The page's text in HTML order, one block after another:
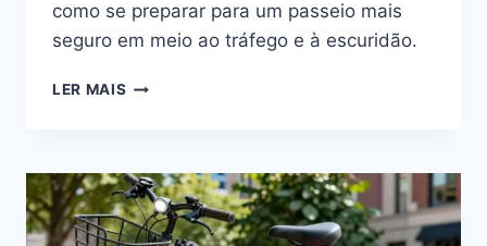
como se preparar para um passeio mais
seguro em meio ao tráfego e à escuridão.
LER MAIS CHECKLIST
PEDALAR
NA
CIDADE